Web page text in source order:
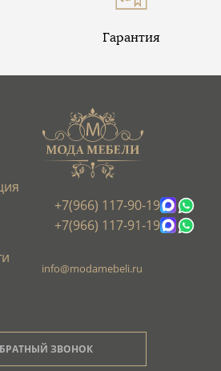
Гарантия
+7(966) 117-90-19
+7(966) 117-91-19
info@modamebeli.ru
ЗВОНОК